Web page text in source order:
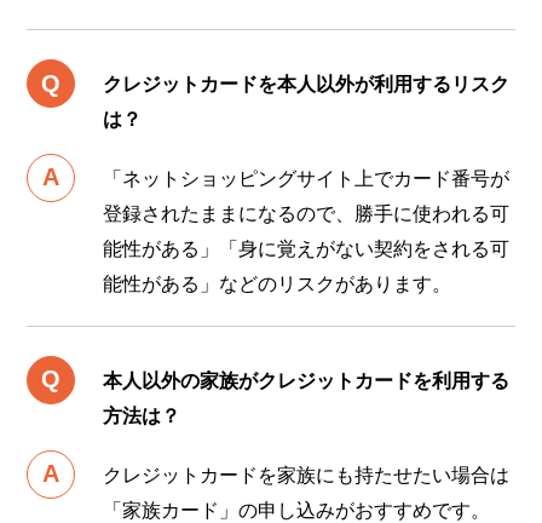
クレジットカードを本人以外が利用するリスク
は？
「ネットショッピングサイト上でカード番号が
登録されたままになるので、勝手に使われる可
能性がある」「身に覚えがない契約をされる可
能性がある」などのリスクがあります。
本人以外の家族がクレジットカードを利用する
方法は？
クレジットカードを家族にも持たせたい場合は
「家族カード」の申し込みがおすすめです。